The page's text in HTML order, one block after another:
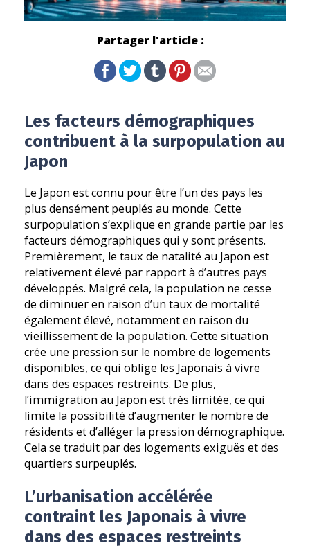
Partager l'article :
Les facteurs démographiques
contribuent à la surpopulation au
Japon
Le Japon est connu pour être l’un des pays les
plus densément peuplés au monde. Cette
surpopulation s’explique en grande partie par les
facteurs démographiques qui y sont présents.
Premièrement, le taux de natalité au Japon est
relativement élevé par rapport à d’autres pays
développés. Malgré cela, la population ne cesse
de diminuer en raison d’un taux de mortalité
également élevé, notamment en raison du
vieillissement de la population. Cette situation
crée une pression sur le nombre de logements
disponibles, ce qui oblige les Japonais à vivre
dans des espaces restreints. De plus,
l’immigration au Japon est très limitée, ce qui
limite la possibilité d’augmenter le nombre de
résidents et d’alléger la pression démographique.
Cela se traduit par des logements exiguës et des
quartiers surpeuplés.
L’urbanisation accélérée
contraint les Japonais à vivre
dans des espaces restreints